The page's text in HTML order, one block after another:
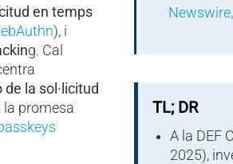
en temps
), i
g. Cal
la sol·licitud
la promesa
TL; DR
A la DEF
2025),